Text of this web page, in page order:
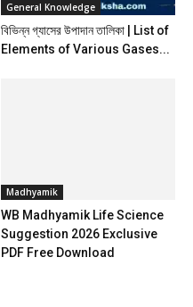
General Knowledge
বিভিন্ন গ্যাসের উপাদান তালিকা | List of
Elements of Various Gases...
Madhyamik
WB Madhyamik Life Science
Suggestion 2026 Exclusive
PDF Free Download